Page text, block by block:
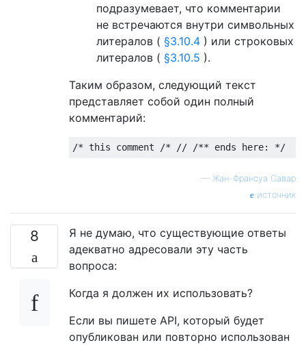
подразумевает, что комментарии
не встречаются внутри символьных
литералов ( §3.10.4 ) или строковых
литералов ( §3.10.5 ).
Таким образом, следующий текст
представляет собой один полный
комментарий:
/* this comment /* // /** ends here: */
— Жан-Франсуа Савар
источник
8
Я не думаю, что существующие ответы
адекватно адресовали эту часть
вопроса:
Когда я должен их использовать?
Если вы пишете API, который будет
опубликован или повторно использован